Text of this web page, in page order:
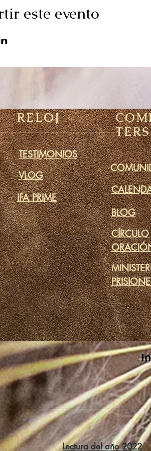
este evento
RELOJ
TESTIMONIOS
VLOG
IFA PRIME
BLOG
Lectura del año 2022